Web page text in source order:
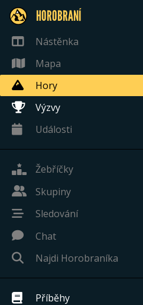
HOROBRANÍ
Nástěnka
Mapa
Hory
Výzvy
Události
Žebříčky
Skupiny
Sledování
Chat
Najdi Horobraníka
Příběhy